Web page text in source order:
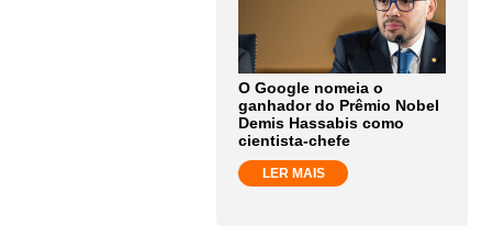
O Google nomeia o
ganhador do Prêmio Nobel
Demis Hassabis como
cientista-chefe
LER MAIS